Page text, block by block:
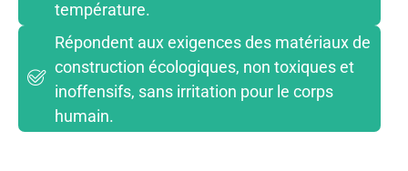
température.
Répondent aux exigences des matériaux de
construction écologiques, non toxiques et
inoffensifs, sans irritation pour le corps
humain.